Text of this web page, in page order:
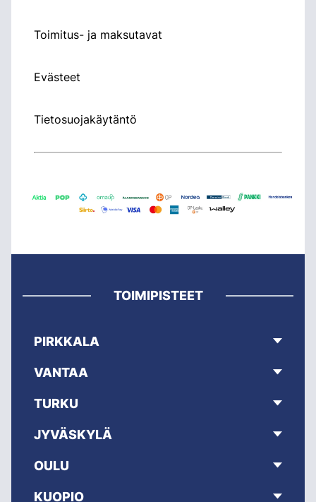
Toimitus- ja maksutavat
Evästeet
Tietosuojakäytäntö
TOIMIPISTEET
PIRKKALA
VANTAA
TURKU
JYVÄSKYLÄ
OULU
KUOPIO